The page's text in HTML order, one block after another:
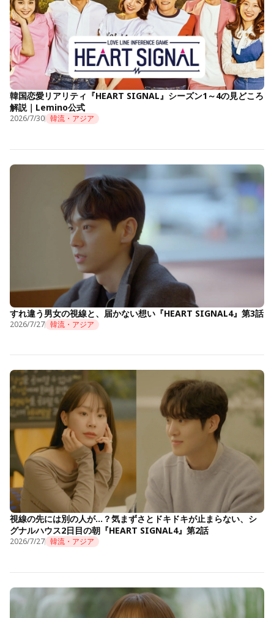
韓国恋愛リアリティ『HEART SIGNAL』シーズン1～4の見どころ
解説｜Lemino公式
2026/7/30 韓流・アジア
すれ違う男女の視線と、届かない想い『HEART SIGNAL4』第3話
2026/7/27 韓流・アジア
視線の先には別の人が…？気まずさとドキドキが止まらない、シ
グナルハウス2日目の朝『HEART SIGNAL4』第2話
2026/7/27 韓流・アジア